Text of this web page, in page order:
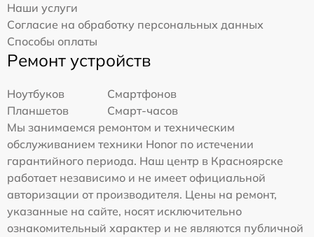
Наши услуги
Согласие на обработку персональных данных
Способы оплаты
Ремонт устройств
Ноутбуков
Смартфонов
Планшетов
Смарт-часов
Мы занимаемся ремонтом и техническим
обслуживанием техники Honor по истечении
гарантийного периода. Наш центр в Красноярске
работает независимо и не имеет официальной
авторизации от производителя. Цены на ремонт,
указанные на сайте, носят исключительно
ознакомительный характер и не являются публичной